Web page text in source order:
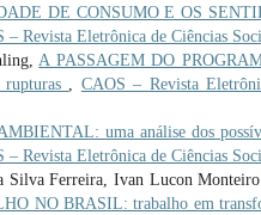
DE CONSUMO E OS
– Revista Eletrônica de Ciências
A PASSAGEM DO
, CAOS – Revista
uma análise dos
– Revista Eletrônica de Ciências
Silva Ferreira, Ivan Lucon
NO BRASIL: trabalho em